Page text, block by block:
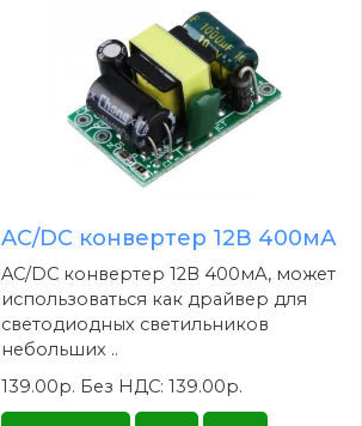
AC/DC конвертер 12В 400мА
AC/DC конвертер 12В 400мА, может
использоваться как драйвер для
светодиодных светильников
небольших ..
139.00р. Без НДС: 139.00р.